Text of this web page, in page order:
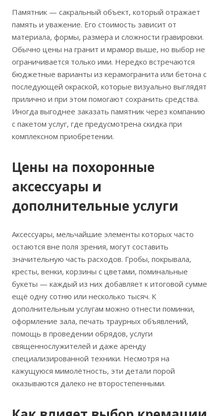
Памятник — сакральный объект, который отражает
память и уважение. Его стоимость зависит от
материала, формы, размера и сложности гравировки.
Обычно цены на гранит и мрамор выше, но выбор не
ограничивается только ими. Нередко встречаются
бюджетные варианты из керамогранита или бетона с
последующей окраской, которые визуально выглядят
прилично и при этом помогают сохранить средства.
Иногда выгоднее заказать памятник через компанию
с пакетом услуг, где предусмотрена скидка при
комплексном приобретении.
Цены на похоронные
аксессуары и
дополнительные услуги
Аксессуары, мельчайшие элементы которых часто
остаются вне поля зрения, могут составить
значительную часть расходов. Гробы, покрывала,
кресты, венки, корзины с цветами, поминальные
букеты — каждый из них добавляет к итоговой сумме
ещё одну сотню или несколько тысяч. К
дополнительным услугам можно отнести поминки,
оформление зала, печать траурных объявлений,
помощь в проведении обрядов, услуги
священнослужителей и даже аренду
специализированной техники. Несмотря на
кажущуюся мимолётность, эти детали порой
оказываются далеко не второстепенными.